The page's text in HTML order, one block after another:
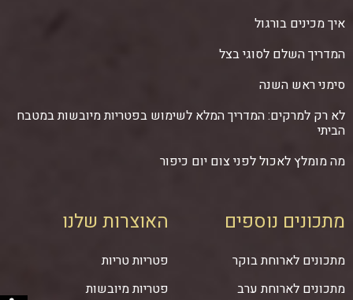
איך מכינים בורגול
המדריך השלם לסוגי בצל
סימני ראש השנה
לא רק למרקים: המדריך המלא לשימוש בפטריות מיובשות במטבח
הביתי
מה מומלץ לאכול לפני צום יום כיפור
מתכונים נוספים
מתכונים לארוחת בוקר
מתכונים לארוחת ערב
האוצרות שלנו
פטריות טריות
פטריות מיובשות